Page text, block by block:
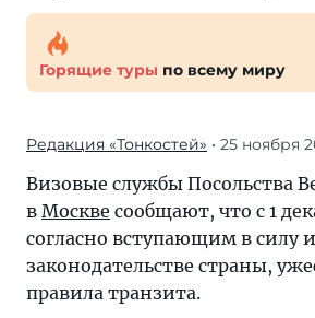
Горящие туры по всему миру
Редакция «Тонкостей» • 25 ноября
Визовые службы Посольства
в Москве сообщают, что с 1
согласно вступающим в силу
законодательстве страны,
правила транзита.